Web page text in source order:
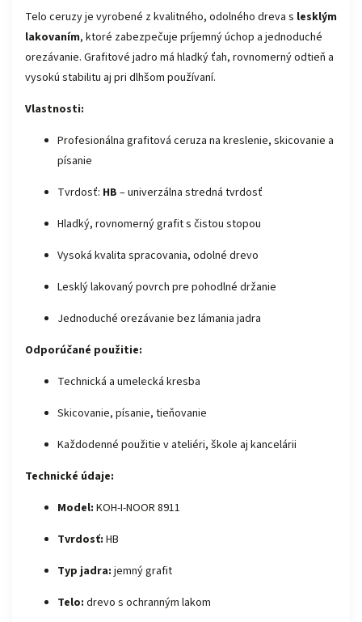
Telo ceruzy je vyrobené z kvalitného, odolného dreva s lesklým
lakovaním, ktoré zabezpečuje príjemný úchop a jednoduché
orezávanie. Grafitové jadro má hladký ťah, rovnomerný odtieň a
vysokú stabilitu aj pri dlhšom používaní.
Vlastnosti:
Profesionálna grafitová ceruza na kreslenie, skicovanie a
písanie
Tvrdosť: HB – univerzálna stredná tvrdosť
Hladký, rovnomerný grafit s čistou stopou
Vysoká kvalita spracovania, odolné drevo
Lesklý lakovaný povrch pre pohodlné držanie
Jednoduché orezávanie bez lámania jadra
Odporúčané použitie:
Technická a umelecká kresba
Skicovanie, písanie, tieňovanie
Každodenné použitie v ateliéri, škole aj kancelárii
Technické údaje:
Model: KOH-I-NOOR 8911
Tvrdosť: HB
Typ jadra: jemný grafit
Telo: drevo s ochranným lakom